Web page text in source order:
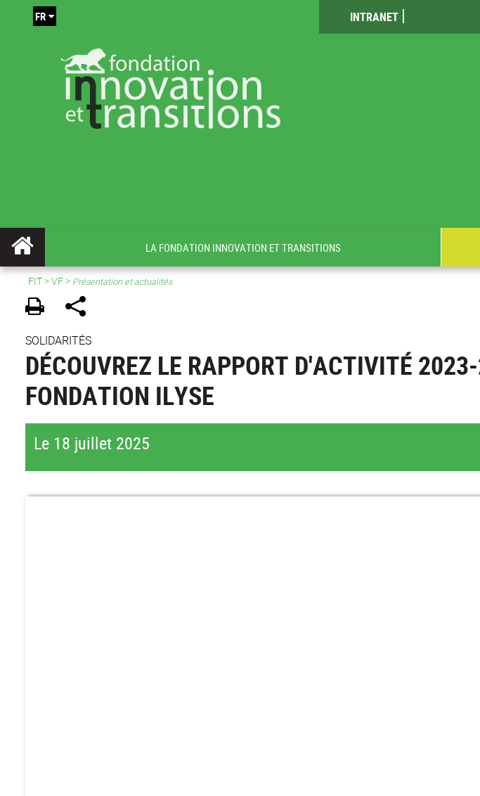
INTRANET
FR
LA FONDATION INNOVATION ET TRANSITIONS
FIT>VF> Présentation et actualités
SOLIDARITÉS
DÉCOUVREZ LE RAPPORT D'ACTIVITÉ
FONDATION ILYSE
Le 18 juillet 2025